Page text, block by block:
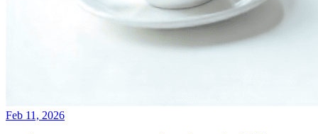
Feb 11, 2026